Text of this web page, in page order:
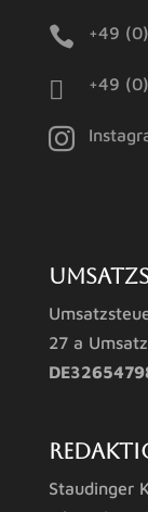
 +49
 +49

27 a
Staudinger